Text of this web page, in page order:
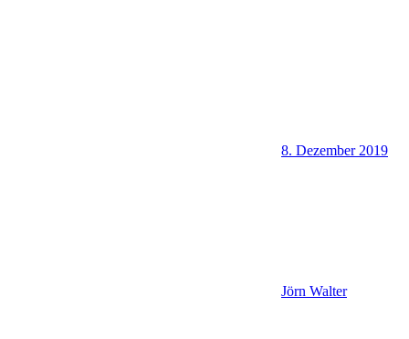
8. Dezember 2019
Jörn Walter